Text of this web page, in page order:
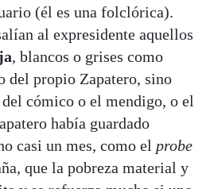
(él es una folclórica).
al expresidente aquellos
, blancos o grises como
del propio Zapatero, sino
cómico o el mendigo, o el
había guardado
casi un mes, como el probe
que la pobreza material y